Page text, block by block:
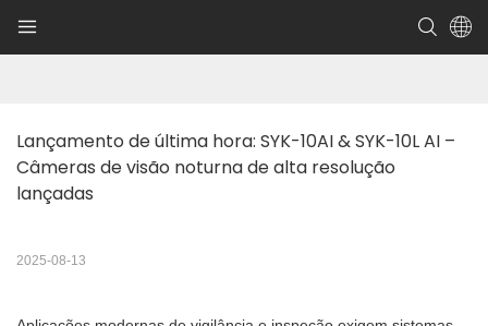
Lançamento de última hora: SYK-10AI & SYK-10L AI –
Câmeras de visão noturna de alta resolução
lançadas
2025-08-13